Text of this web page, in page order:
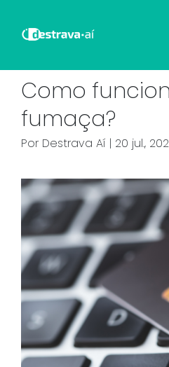
Como
fumaça?
Por Destrava Aí | 20 jul.,